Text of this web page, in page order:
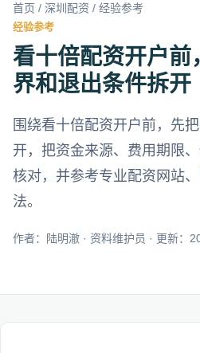
首页 / 深圳配资 / 经验参考
经验参考
看十倍配资开户前
界和退出条件拆开
围绕看十倍配资开户前，先
开，把资金来源、费用期限
核对，并参考专业配资网站
法。
作者：陆明澈 · 资料维护员 · 更新：